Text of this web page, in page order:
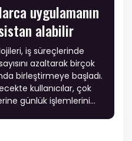
uygulamanın
alabilir
iş süreçlerinde
azaltarak birçok
birleştirmeye başladı.
kullanıcılar, çok
günlük işlemlerini